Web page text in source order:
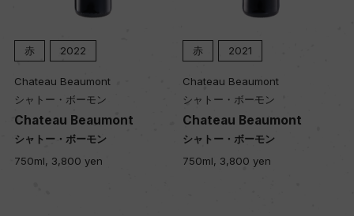
赤 2022
Chateau Beaumont
シャトー・ボーモン
Chateau Beaumont
シャトー・ボーモン
750ml, 3,800 yen
赤 2021
Chateau Beaumont
シャトー・ボーモン
Chateau Beaumont
シャトー・ボーモン
750ml, 3,800 yen